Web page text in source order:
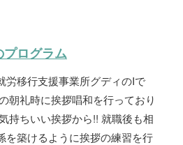
ログラム
労移行支援事業所グディのIで
朝礼時に挨拶唱和を行っており
持ちいい挨拶から!! 就職後も相
を築けるように挨拶の練習を行